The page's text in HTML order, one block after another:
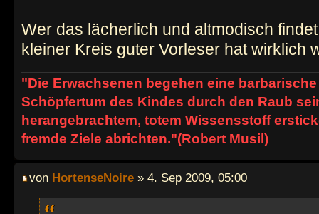
Wer das lächerlich und altmodisch
kleiner Kreis guter Vorleser hat wirklich
"Die Erwachsenen begehen eine
Schöpfertum des Kindes durch den Raub
herangebrachtem, totem Wissensstoff
fremde Ziele abrichten."(Robert Musil)
von HortenseNoire » 4. Sep 2009, 05:00